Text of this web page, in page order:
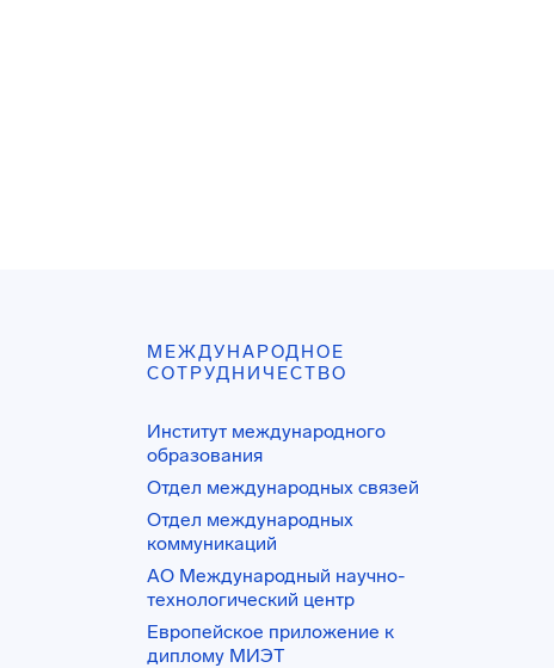
МЕЖДУНАРОДНОЕ
СОТРУДНИЧЕСТВО
Институт международного
образования
Отдел международных связей
Отдел международных
коммуникаций
АО Международный научно-
технологический центр
Европейское приложение к
диплому МИЭТ